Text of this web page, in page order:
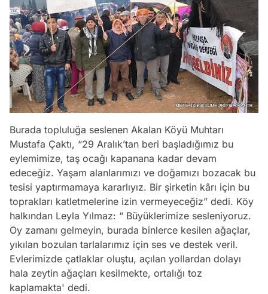
Burada topluluğa seslenen Akalan Köyü Muhtarı
Mustafa Çaktı, “29 Aralık’tan beri başladığımız bu
eylemimize, taş ocağı kapanana kadar devam
edeceğiz. Yaşam alanlarımızı ve doğamızı bozacak bu
tesisi yaptırmamaya kararlıyız. Bir şirketin kârı için bu
toprakları katletmelerine izin vermeyeceğiz” dedi. Köy
halkından Leyla Yılmaz: “ Büyüklerimize sesleniyoruz.
Oy zamanı gelmeyin, burada binlerce kesilen ağaçlar,
yıkılan bozulan tarlalarımız için ses ve destek veril.
Evlerimizde çatlaklar oluştu, açılan yollardan dolayı
hala zeytin ağaçları kesilmekte, ortalığı toz
kaplamakta' dedi.